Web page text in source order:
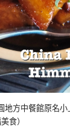
地方中餐館原名
食）